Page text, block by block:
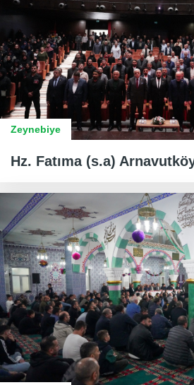
Zeynebiye
Hz. Fatıma (s.a)